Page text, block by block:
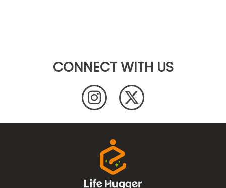
CONNECT WITH US